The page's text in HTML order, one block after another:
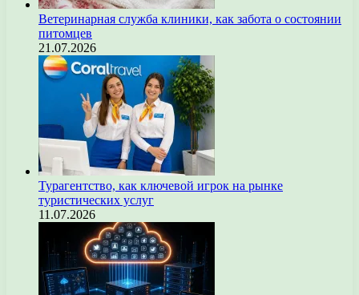
Ветеринарная служба клиники, как забота о состоянии
питомцев
21.07.2026
Турагентство, как ключевой игрок на рынке
туристических услуг
11.07.2026